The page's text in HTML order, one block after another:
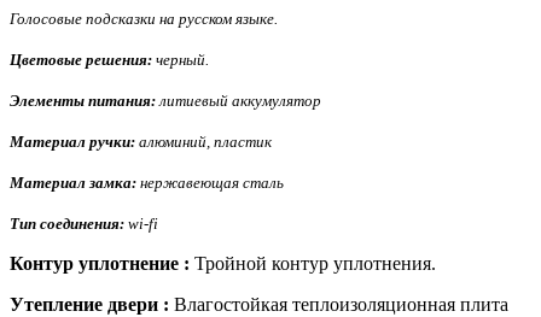
Голосовые подсказки на русском языке.
Цветовые решения: черный.
Элементы питания: литиевый аккумулятор
Материал ручки: алюминий, пластик
Материал замка: нержавеющая сталь
Тип соединения: wi-fi
Контур уплотнение : Тройной контур уплотнения.
Утепление двери : Влагостойкая теплоизоляционная плита